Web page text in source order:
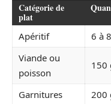
Catégorie de
plat
Apéritif
6 à
Viande ou
poisson
150
Garnitures
200